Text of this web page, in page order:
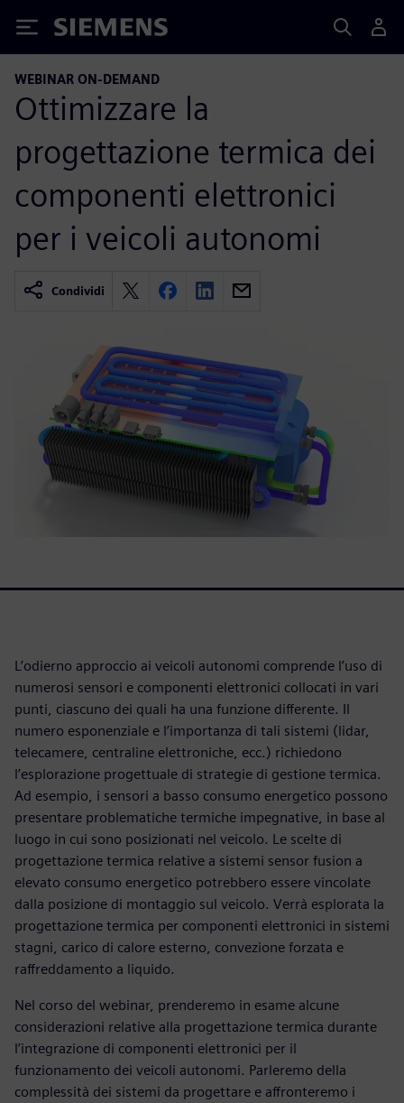
Siemens
WEBINAR ON-DEMAND
Ottimizzare la
progettazione termica dei
componenti elettronici
per i veicoli autonomi
Condividi
L’odierno approccio ai veicoli autonomi comprende l’uso di
numerosi sensori e componenti elettronici collocati in vari
punti, ciascuno dei quali ha una funzione differente. Il
numero esponenziale e l’importanza di tali sistemi (lidar,
telecamere, centraline elettroniche, ecc.) richiedono
l’esplorazione progettuale di strategie di gestione termica.
Ad esempio, i sensori a basso consumo energetico possono
presentare problematiche termiche impegnative, in base al
luogo in cui sono posizionati nel veicolo. Le scelte di
progettazione termica relative a sistemi sensor fusion a
elevato consumo energetico potrebbero essere vincolate
dalla posizione di montaggio sul veicolo. Verrà esplorata la
progettazione termica per componenti elettronici in sistemi
stagni, carico di calore esterno, convezione forzata e
raffreddamento a liquido.
Nel corso del webinar, prenderemo in esame alcune
considerazioni relative alla progettazione termica durante
l’integrazione di componenti elettronici per il
funzionamento dei veicoli autonomi. Parleremo della
complessità dei sistemi da progettare e affronteremo i